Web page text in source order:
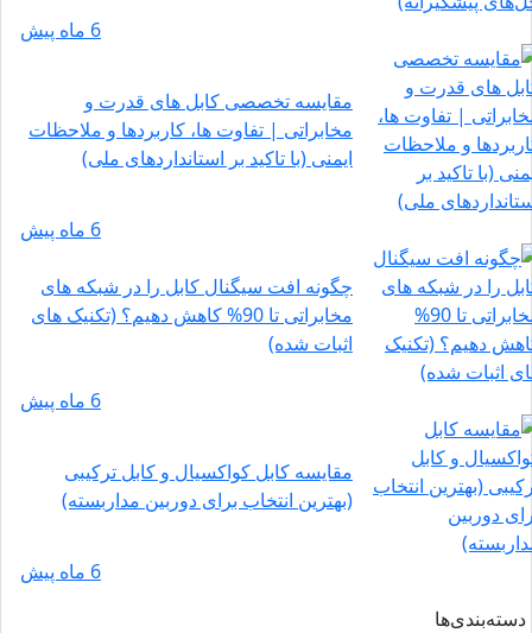
6 ماه پیش
مقایسه تخصصی کابل‌ های قدرت و
مخابراتی | تفاوت‌ ها، کاربردها و ملاحظات
ایمنی (با تاکید بر استانداردهای ملی)
6 ماه پیش
چگونه افت سیگنال کابل را در شبکه ‌های
مخابراتی تا 90% کاهش دهیم؟ (تکنیک‌ های
اثبات شده)
6 ماه پیش
مقایسه کابل کواکسیال و کابل ترکیبی
(بهترین انتخاب برای دوربین مداربسته)
6 ماه پیش
دسته‌بندی‌ها